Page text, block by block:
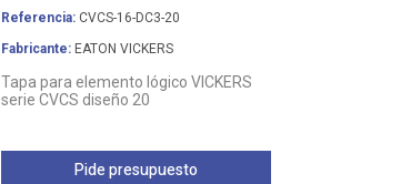
Referencia: CVCS-16-DC3-20
Fabricante: EATON VICKERS
Tapa para elemento lógico VICKERS
serie CVCS diseño 20
Pide presupuesto